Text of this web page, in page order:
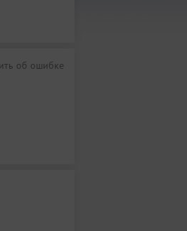
об ошибке